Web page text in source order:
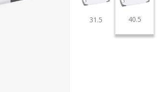
31.5 40.5